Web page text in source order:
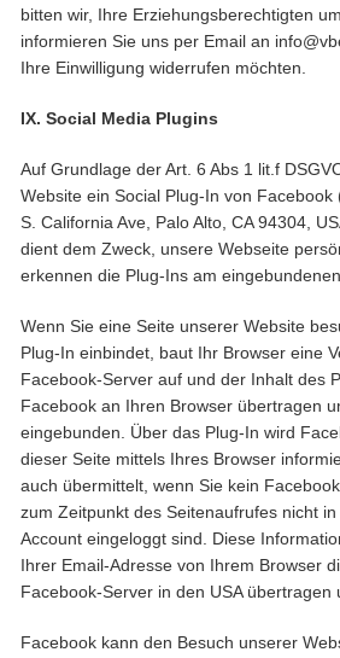
bitten wir, Ihre Erziehungsberechtigten
informieren Sie uns per Email an
Ihre Einwilligung widerrufen möchten.
IX. Social Media Plugins
Auf Grundlage der Art. 6 Abs 1 lit.f
Website ein Social Plug-In von Facebook
S. California Ave, Palo Alto, CA 94304,
dient dem Zweck, unsere Webseite
erkennen die Plug-Ins am
Wenn Sie eine Seite unserer Website
Plug-In einbindet, baut Ihr Browser eine
Facebook-Server auf und der Inhalt des
Facebook an Ihren Browser übertragen
eingebunden. Über das Plug-In wird
dieser Seite mittels Ihres Browser
auch übermittelt, wenn Sie kein
zum Zeitpunkt des Seitenaufrufes nicht
Account eingeloggt sind. Diese
Ihrer Email-Adresse von Ihrem Browser
Facebook-Server in den USA übertragen
Facebook kann den Besuch unserer